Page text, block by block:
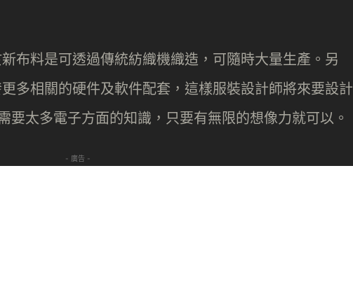
布料是可透過傳統紡織機織造，可隨時大量生產。另
多相關的硬件及軟件配套，這樣服裝設計師將來要設計
要太多電子方面的知識，只要有無限的想像力就可以。
- 廣告 -